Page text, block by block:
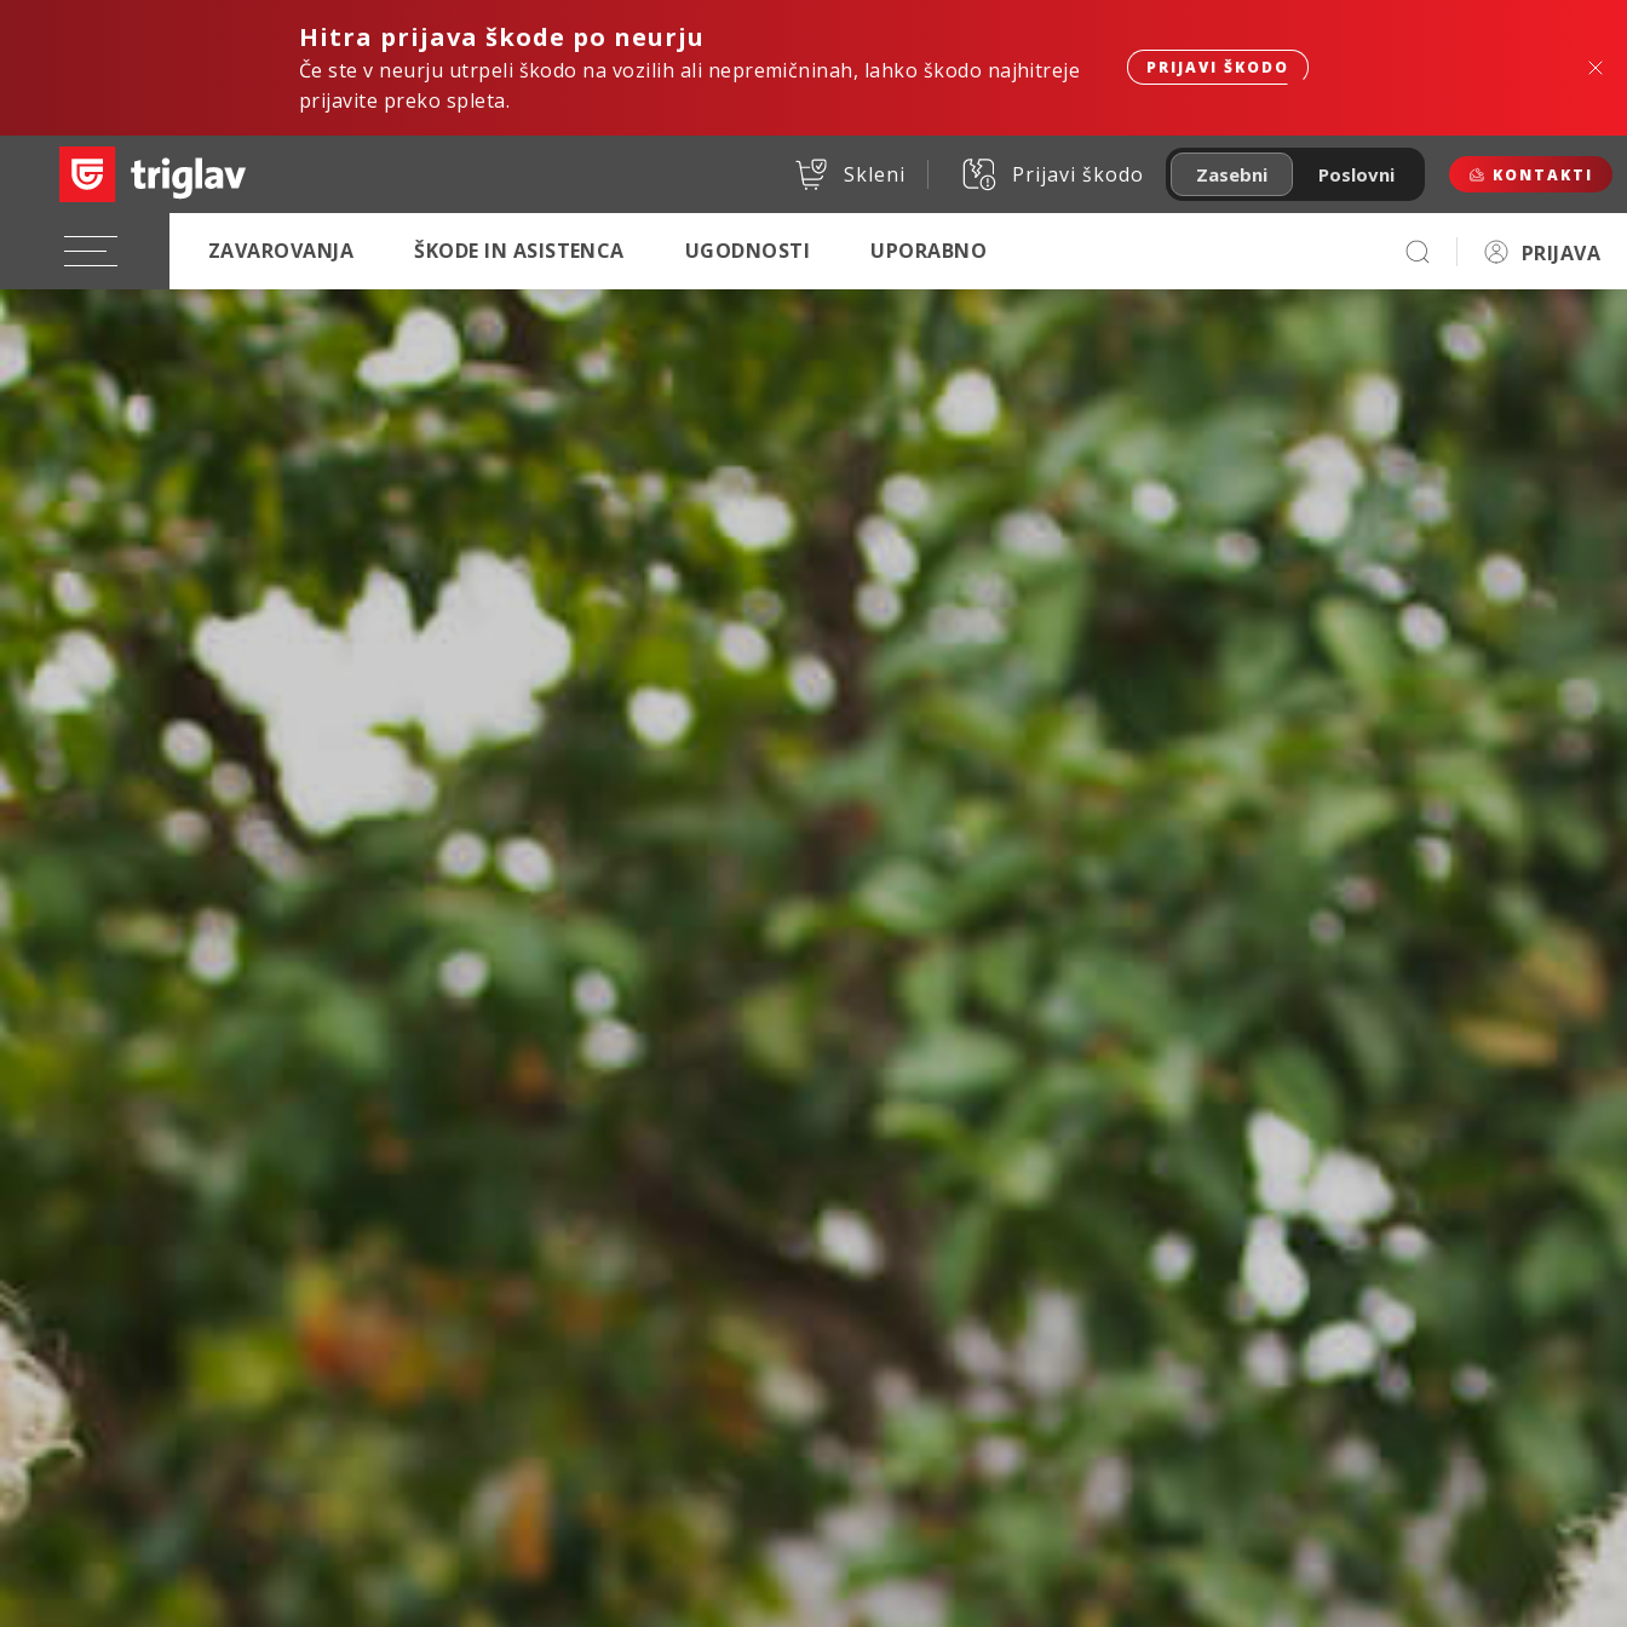
Hitra prijava škode po neurju
Če ste v neurju utrpeli škodo na vozilih ali nepremičninah, lahko škodo najhitreje
prijavite preko spleta.
PRIJAVI ŠKODO
Skleni Prijavi škodo Zasebni Poslovni KONTAKTI
ZAVAROVANJA ŠKODE IN ASISTENCA UGODNOSTI UPORABNO PRIJAVA